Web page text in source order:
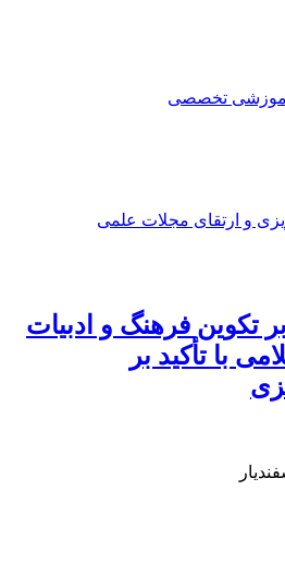
آموزشی تخصصی
و ارتقای مجلات علمی
تکوین فرهنگ و ادبیات
با تأکید بر